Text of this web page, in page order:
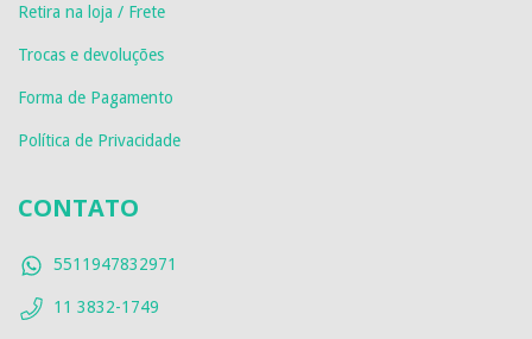
Retira na loja / Frete
Trocas e devoluções
Forma de Pagamento
Política de Privacidade
CONTATO
5511947832971
11 3832-1749